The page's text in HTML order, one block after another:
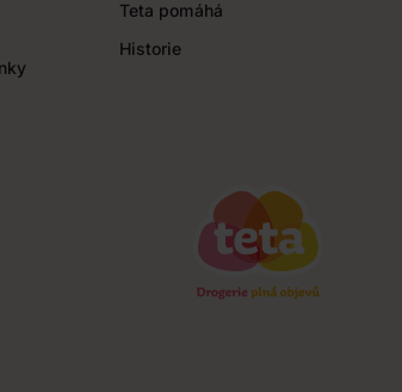
Teta pomáhá
Historie